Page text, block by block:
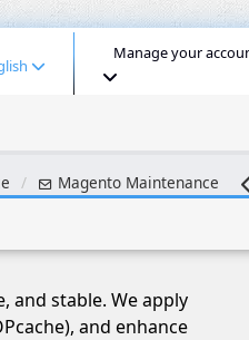
Manage your
Magento Maintenance
and stable. We apply
and enhance